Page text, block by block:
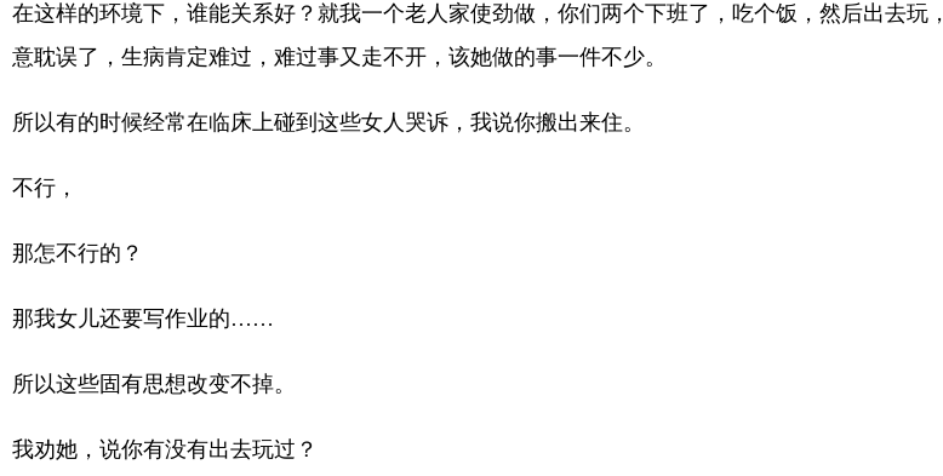
在这样的环境下，谁能关系好？就我一个老人家使劲做，你们两个下班了，吃个饭，然后出去
意耽误了，生病肯定难过，难过事又走不开，该她做的事一件不少。
所以有的时候经常在临床上碰到这些女人哭诉，我说你搬出来住。
不行，
那怎不行的？
那我女儿还要写作业的……
所以这些固有思想改变不掉。
我劝她，说你有没有出去玩过？